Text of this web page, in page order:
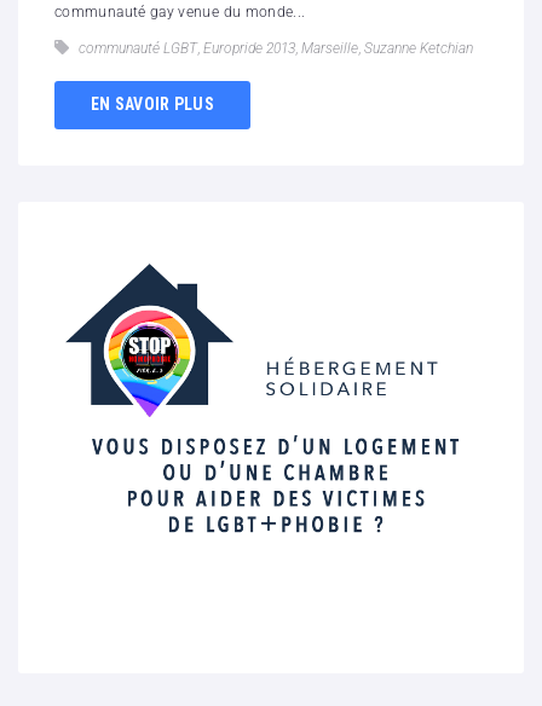
communauté gay venue du monde...
communauté LGBT, Europride 2013 Marseille Suzanne Ketchian
EN SAVOIR PLUS